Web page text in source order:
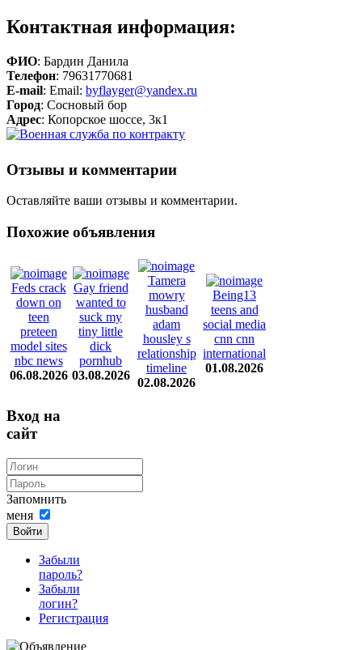
Контактная информация:
ФИО: Бардин Данила
Телефон: 79631770681
E-mail: Email: byflayger@yandex.ru
Город: Сосновый бор
Адрес: Копорское шоссе, 3к1
Отзывы и комментарии
Оставляйте ваши отзывы и комментарии.
Похожие объявления
Feds crack
down on
teen
preteen
model sites
nbc news
06.08.2026
Gay friend
wanted to
suck my
tiny little
dick
pornhub
03.08.2026
Tamera
mowry
husband
adam
housley s
relationship
timeline
02.08.2026
Being13
teens and
social media
cnn cnn
international
01.08.2026
Вход на
сайт
Запомнить
меня
Войти
Забыли
пароль?
Забыли
логин?
Регистрация